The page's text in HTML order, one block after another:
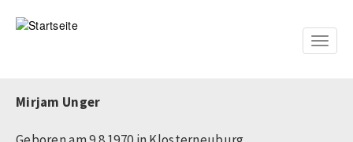
zum
Toggle
Mirjam Unger